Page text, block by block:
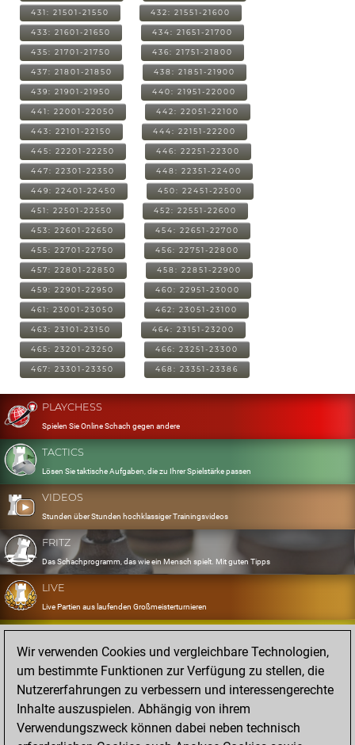
431: 21501-21550 432: 21551-21600
433: 21601-21650 434: 21651-21700
435: 21701-21750 436: 21751-21800
437: 21801-21850 438: 21851-21900
439: 21901-21950 440: 21951-22000
441: 22001-22050 442: 22051-22100
443: 22101-22150 444: 22151-22200
445: 22201-22250 446: 22251-22300
447: 22301-22350 448: 22351-22400
449: 22401-22450 450: 22451-22500
451: 22501-22550 452: 22551-22600
453: 22601-22650 454: 22651-22700
455: 22701-22750 456: 22751-22800
457: 22801-22850 458: 22851-22900
459: 22901-22950 460: 22951-23000
461: 23001-23050 462: 23051-23100
463: 23101-23150 464: 23151-23200
465: 23201-23250 466: 23251-23300
467: 23301-23350 468: 23351-23386
PLAYCHESS
Spielen Sie Online Schach gegen andere
TACTICS
Lösen Sie taktische Aufgaben, die zu Ihrer Spielstärke passen
VIDEOS
Stunden über Stunden hochklassiger Trainingsvideos
FRITZ
Das Schachprogramm, das wie ein Mensch spielt. Mit guten Tipps
LIVE
Live Partien aus laufenden Großmeisterturnieren
OPENINGS
Erfassen und Üben Sie Ihr Eröffnungsrepertoire
DATABASE
Acht Millionen starke Partien
MYGAMES
Speichern und analysieren Sie eigene Partien in der Cloud
Wir verwenden Cookies und vergleichbare Technologien,
um bestimmte Funktionen zur Verfügung zu stellen, die
Nutzererfahrungen zu verbessern und interessengerechte
Inhalte auszuspielen. Abhängig von ihrem
Verwendungszweck können dabei neben technisch